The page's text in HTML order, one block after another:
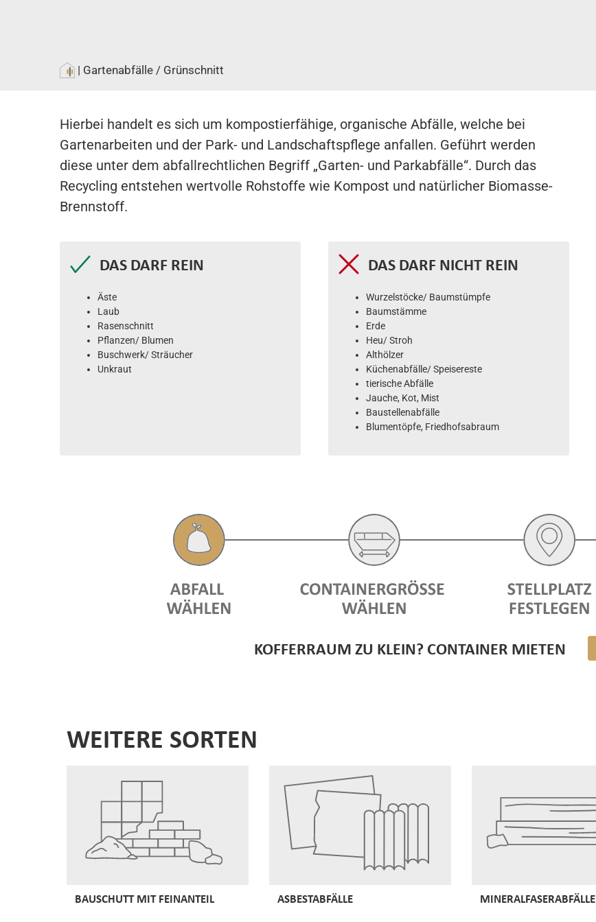
| Gartenabfälle / Grünschnitt
Hierbei handelt es sich um kompostierfähige, organische Abfälle, welche bei
Gartenarbeiten und der Park- und Landschaftspflege anfallen. Geführt werden
diese unter dem abfallrechtlichen Begriff „Garten- und Parkabfälle“. Durch das
Recycling entstehen wertvolle Rohstoffe wie Kompost und natürlicher Biomasse-
Brennstoff.
DAS DARF REIN
Äste
Laub
Rasenschnitt
Pflanzen/ Blumen
Buschwerk/ Sträucher
Unkraut
DAS DARF NICHT REIN
Wurzelstöcke/ Baumstümpfe
Baumstämme
Erde
Heu/ Stroh
Althölzer
Küchenabfälle/ Speisereste
tierische Abfälle
Jauche, Kot, Mist
Baustellenabfälle
Blumentöpfe, Friedhofsabraum
KOFFERRAUM ZU KLEIN? CONTAINER MIETEN
WEITERE SORTEN
BAUSCHUTT MIT FEINANTEIL ASBESTABFÄLLE MINERALFASERABFÄLLE